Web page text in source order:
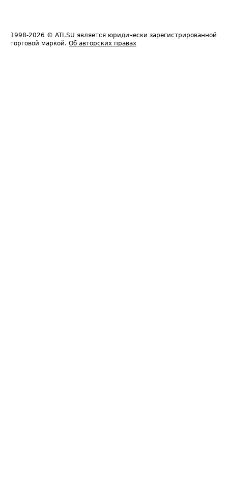
1998-2026 © ATI.SU является юридически зарегистрированной
торговой маркой. Об авторских правах